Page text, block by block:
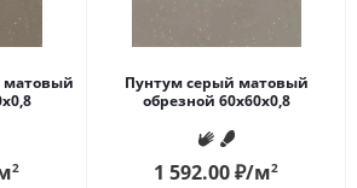
матовый
2
Пунтум серый матовый
обрезной 60x60x0,8
1 592.00₽/м2